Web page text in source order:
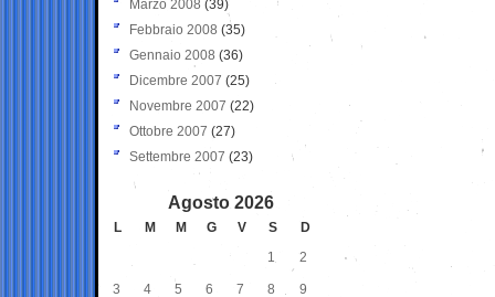
Marzo 2008 (39)
Febbraio 2008 (35)
Gennaio 2008 (36)
Dicembre 2007 (25)
Novembre 2007 (22)
Ottobre 2007 (27)
Settembre 2007 (23)
Agosto 2026
L M M G V S
D
1
2
3 4 5 6 7 8 9